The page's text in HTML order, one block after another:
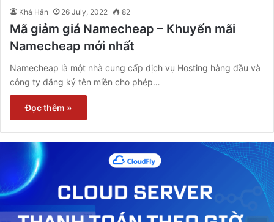
Khả Hân 26 July, 2022 82
Mã giảm giá Namecheap – Khuyến mãi
Namecheap mới nhất
Namecheap là một nhà cung cấp dịch vụ Hosting hàng đầu và
công ty đăng ký tên miền cho phép…
Đọc thêm »